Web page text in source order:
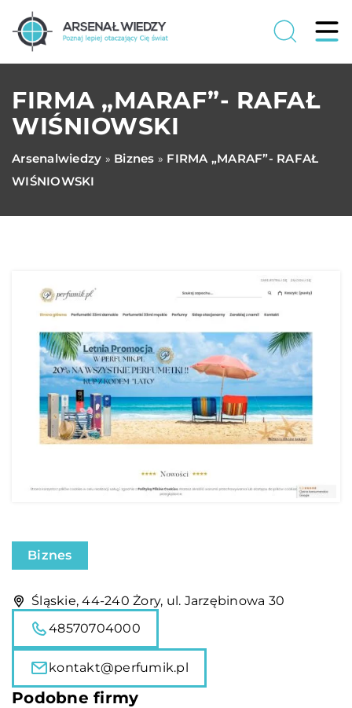
FIRMA „MARAF”- RAFAŁ
WIŚNIOWSKI
Arsenalwiedzy » Biznes » FIRMA „MARAF”- RAFAŁ
WIŚNIOWSKI
Biznes
Śląskie, 44-240 Żory, ul. Jarzębinowa 30
48570704000
kontakt@perfumik.pl
Podobne firmy